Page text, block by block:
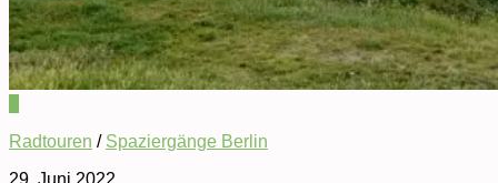
Radtouren / Spaziergänge Berlin